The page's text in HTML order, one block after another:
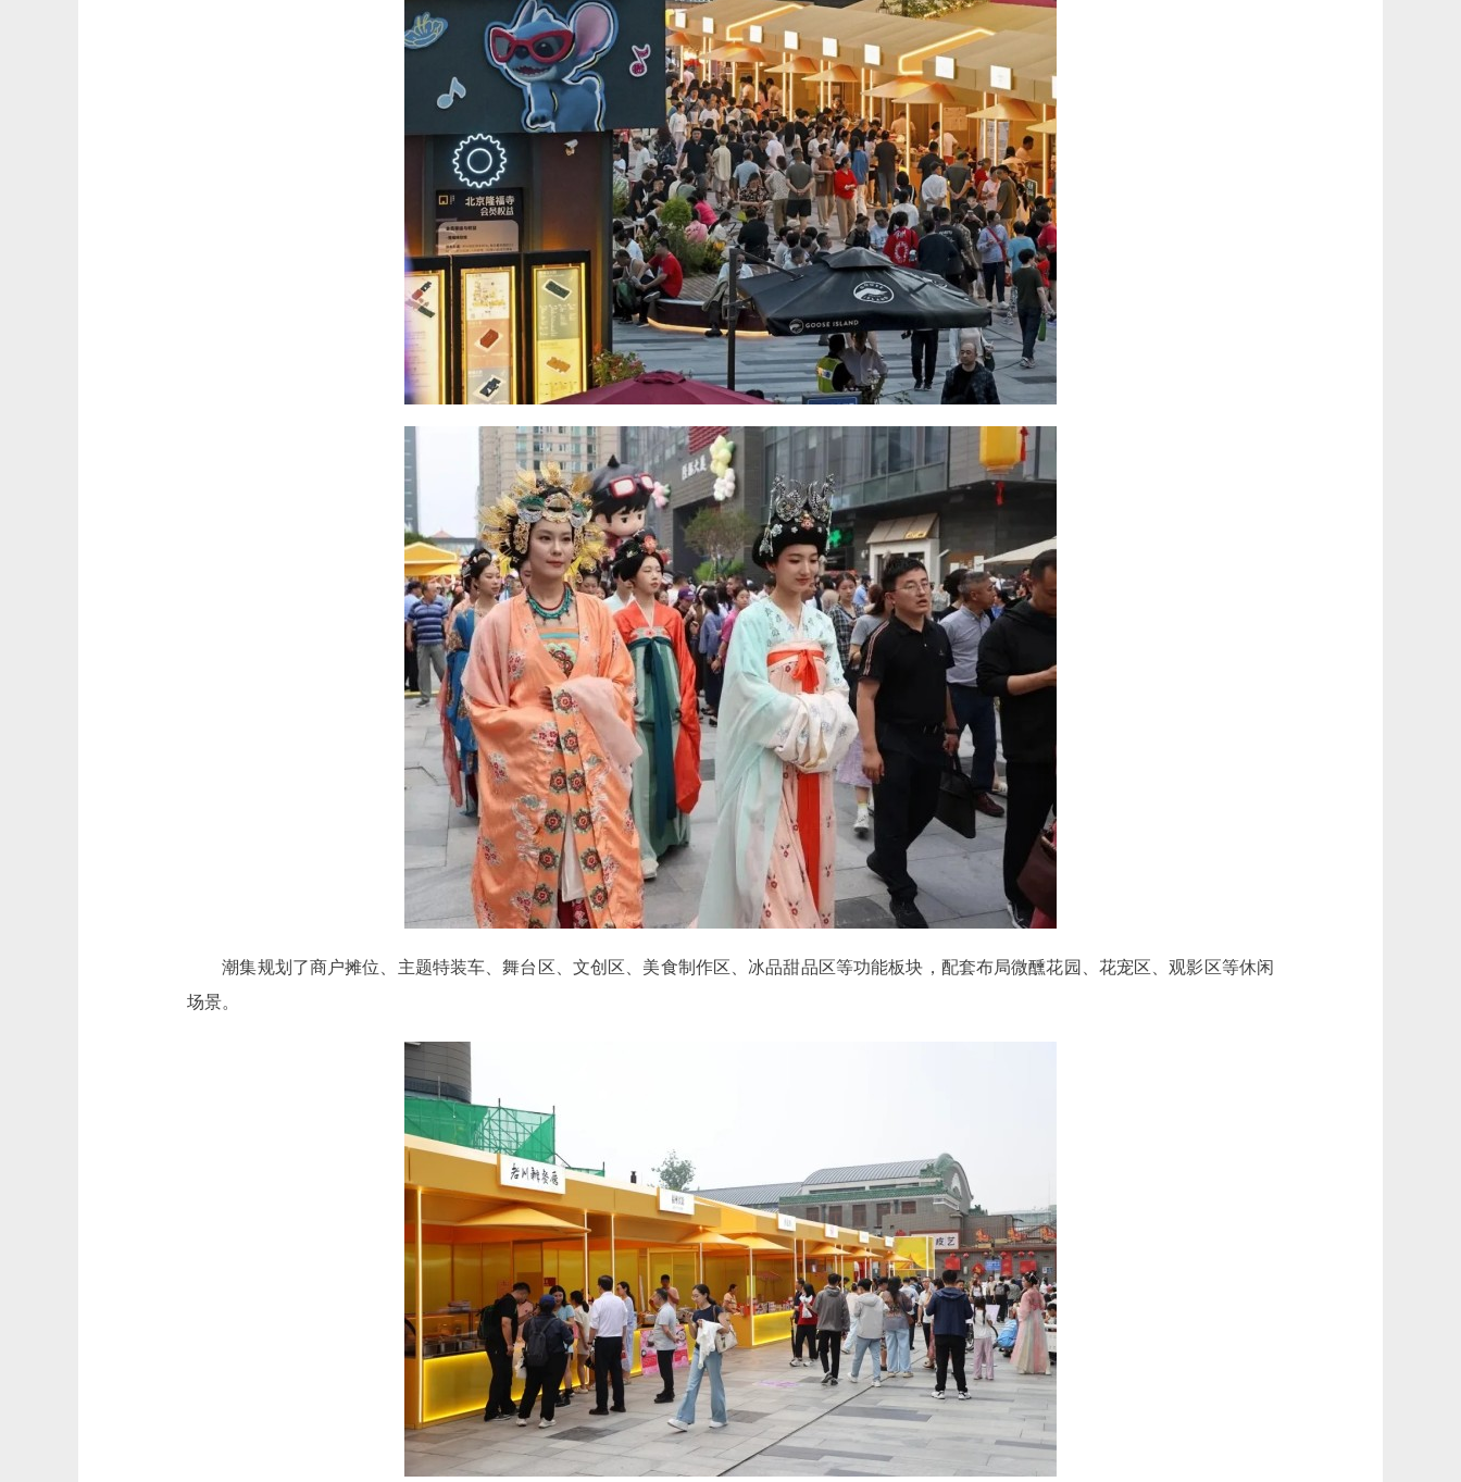
潮集规划了商户摊位、主题特装车、舞台区、文创区、美食制作区、冰品甜品区等功能板块，配套布局微醺花园、花宠区、观影区等休闲
场景。